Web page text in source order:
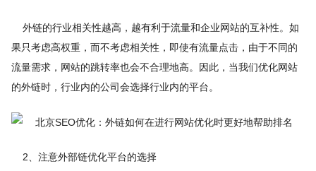
外链的行业相关性越高，越有利于流量和企业网站的互补性。如
果只考虑高权重，而不考虑相关性，即使有流量点击，由于不同的
流量需求，网站的跳转率也会不合理地高。因此，当我们优化网站
的外链时，行业内的公司会选择行业内的平台。
2、注意外部链优化平台的选择